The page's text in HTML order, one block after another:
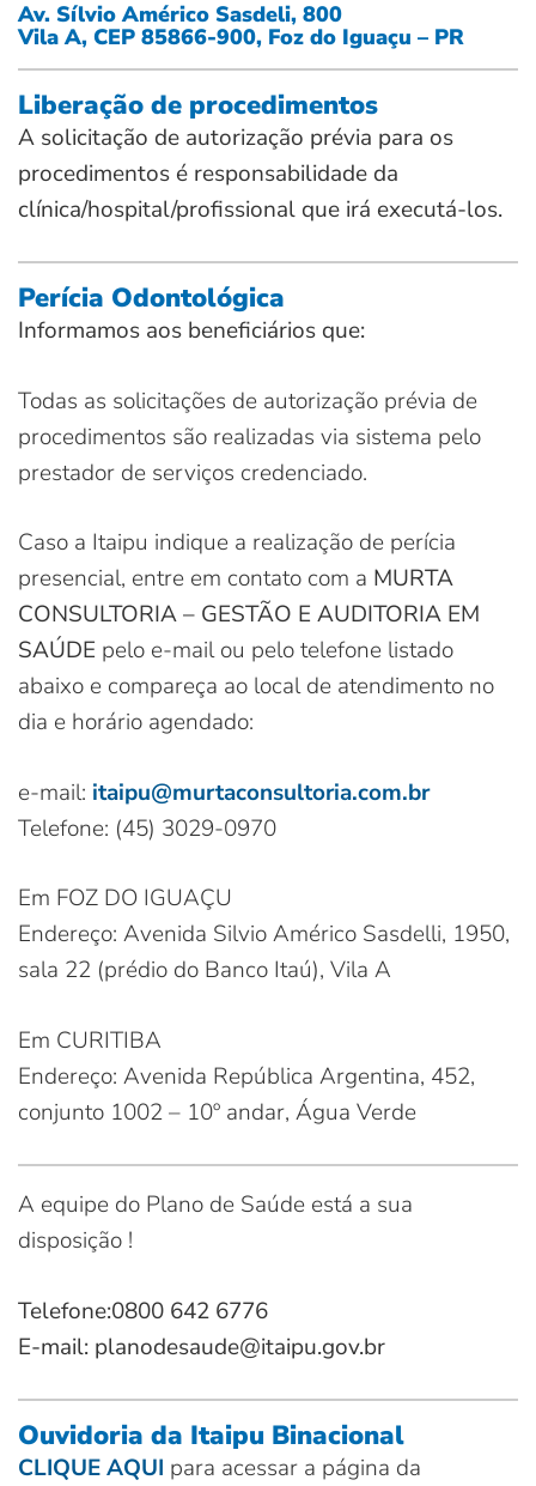
Av. Sílvio Américo Sasdeli, 800
Vila A, CEP 85866-900, Foz do Iguaçu – PR
Liberação de procedimentos
A solicitação de autorização prévia para os
procedimentos é responsabilidade da
clínica/hospital/profissional que irá executá-los.
Perícia Odontológica
Informamos aos beneficiários que:
Todas as solicitações de autorização prévia de
procedimentos são realizadas via sistema pelo
prestador de serviços credenciado.
Caso a Itaipu indique a realização de perícia
presencial, entre em contato com a MURTA
CONSULTORIA – GESTÃO E AUDITORIA EM
SAÚDE pelo e-mail ou pelo telefone listado
abaixo e compareça ao local de atendimento no
dia e horário agendado:
e-mail: itaipu@murtaconsultoria.com.br
Telefone: (45) 3029-0970
Em FOZ DO IGUAÇU
Endereço: Avenida Silvio Américo Sasdelli, 1950,
sala 22 (prédio do Banco Itaú), Vila A
Em CURITIBA
Endereço: Avenida República Argentina, 452,
conjunto 1002 – 10º andar, Água Verde
A equipe do Plano de Saúde está a sua
disposição !
Telefone:0800 642 6776
E-mail: planodesaude@itaipu.gov.br
Ouvidoria da Itaipu Binacional
CLIQUE AQUI para acessar a página da